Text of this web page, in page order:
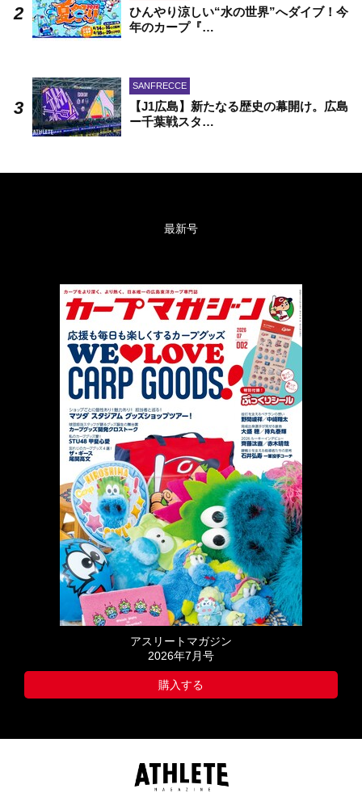
ひんやり涼しい“水の世界”へダイブ！今
年のカープ『…
SANFRECCE
【J1広島】新たなる歴史の幕開け。広島
ー千葉戦スタ…
最新号
アスリートマガジン
2026年7月号
購入する